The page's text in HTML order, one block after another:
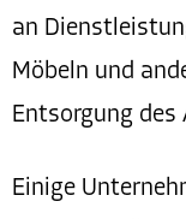
an
Möbeln und
Entsorgung des
Einige